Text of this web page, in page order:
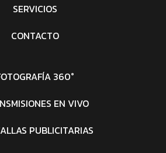
SERVICIOS
CONTACTO
360°
EN VIVO
PUBLICITARIAS